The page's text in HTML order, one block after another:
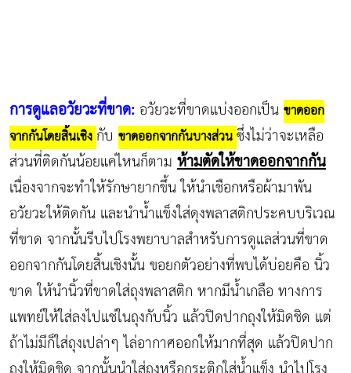
การดูแลอวัยวะที่ขาด:อวัยวะที่ขาดแบ่งออกเป็น ขาดออก
จากกันโดยสิ้นเชิง กับ ขาดออกจากกันบางส่วนซึ่งไม่ว่าจะเหลือ
ส่วนที่ติดกันน้อยแค่ไหนก็ตาม ห้ามตัดให้ขาดออกจากกัน
เนื่องจากจะทำให้รักษายากขึ้น ให้นำเชือกหรือผ้ามาพัน
อวัยวะให้ติดกัน และนำน้ำแข็งใส่ดุงพลาสติกประคบบริเวณ
ที่ขาด จากนั้นรีบไปโรงพยาบาลสำหรับการดูแลส่วนที่ขาด
ออกจากกันโดยสิ้นเชิงนั้น ขอยกตัวอย่างที่พบได้บ่อยคือ นิ้ว
ขาด ให้นำนิ้วที่ขาดใส่ถุงพลาสติก หากมีน้ำเกลือ ทางการ
แพทย์ให้ใส่ลงไปแช่ในถุงกับนิ้ว แล้วปิดปากถุงให้มิดชิด แต่
ถ้าไม่มีก็ใส่ถุงเปล่าๆ ไล่อากาศออกให้มากที่สุด แล้วปิดปาก